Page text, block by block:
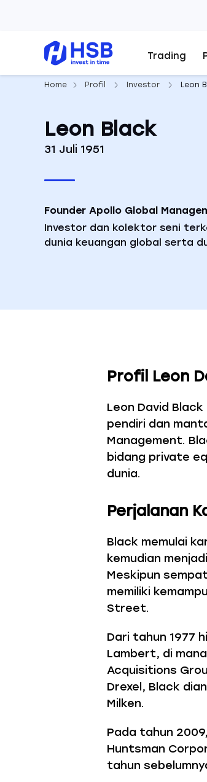
Trading
Home Profil Investor Leon
Leon Black
31 Juli 1951
Founder Apollo Global
Investor dan kolektor seni
dunia keuangan global serta
Profil Leon
Leon David
pendiri dan
Management.
bidang private
dunia.
Perjalanan
Black memulai
kemudian
Meskipun
memiliki
Street.
Dari tahun 1977
Lambert, di
Acquisitions
Drexel, Black
Milken.
Pada tahun
Huntsman
tahun